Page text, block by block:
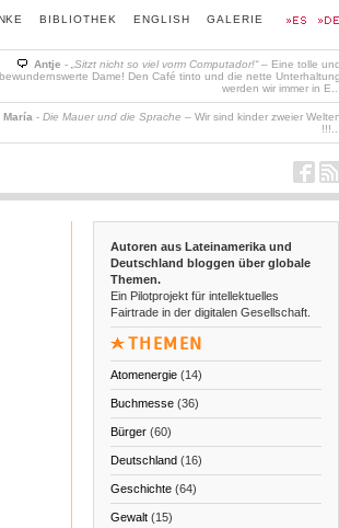
GALERIE
ENGLISH
BIBLIOTHEK
Antje - „Sitzt nicht so viel vorm Computador!“– Eine tolle und
bewundernswerte Dame! Den Café tinto und die nette Unterhaltung
werden wir immer in E...
María - Die Mauer und die Sprache – Wir sind kinder zweier Welten
!!!...
Autoren aus Lateinamerika und
Deutschland bloggen über globale
Themen.
Ein Pilotprojekt für intellektuelles
Fairtrade in der digitalen Gesellschaft.
THEMEN
Atomenergie(14)
Buchmesse(36)
Bürger(60)
Deutschland(16)
Geschichte(64)
Gewalt(15)